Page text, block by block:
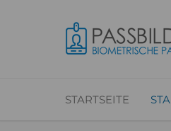
STARTSEITE